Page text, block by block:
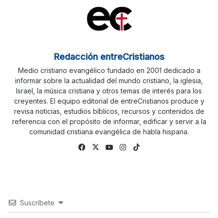
Redacción entreCristianos
Medio cristiano evangélico fundado en 2001 dedicado a
informar sobre la actualidad del mundo cristiano, la iglesia,
Israel, la música cristiana y otros temas de interés para los
creyentes. El equipo editorial de entreCristianos produce y
revisa noticias, estudios bíblicos, recursos y contenidos de
referencia con el propósito de informar, edificar y servir a la
comunidad cristiana evangélica de habla hispana.
Facebook
X YouTubeInstagram
Suscríbete